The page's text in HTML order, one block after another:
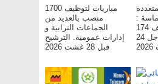
مباريات لتوظيف 1700
منصب بالعديد من
الجماعات الترابية و
إدارات عمومية. الترشيح
قبل 28 غشت 2026
:
مباريات لتوظيف 174
مناصب. آخر أجل 24